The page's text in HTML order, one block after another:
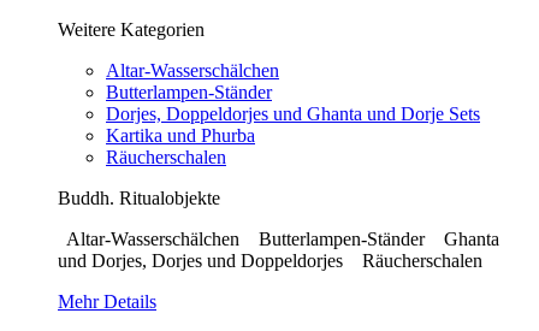
Weitere Kategorien
Altar-Wasserschälchen
Butterlampen-Ständer
Dorjes, Doppeldorjes und Ghanta und Dorje Sets
Kartika und Phurba
Räucherschalen
Buddh. Ritualobjekte
Altar-Wasserschälchen Butterlampen-Ständer Ghanta
und Dorjes, Dorjes und Doppeldorjes Räucherschalen
Mehr Details